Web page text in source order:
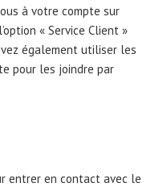
à votre compte sur
« Service Client »
également utiliser les
pour les joindre par
entrer en contact avec le